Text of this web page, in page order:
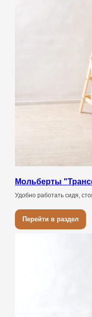
Мольберты
Удобно работать сидя,
Перейти в раздел